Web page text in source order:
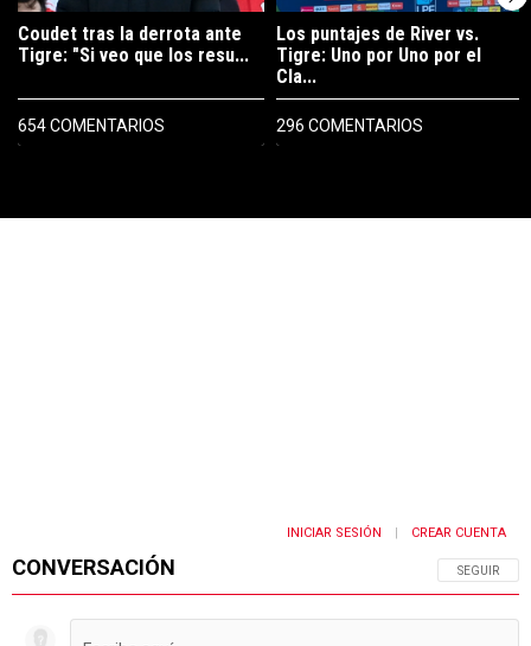
Coudet tras la derrota ante
Tigre: "Si veo que los resu...
654 COMENTARIOS
Los puntajes de River vs.
Tigre: Uno por Uno por el
Cla...
296 COMENTARIOS
CONVERSACIÓN SIGA ESTA
SEGUIR
INICIAR SESIÓN CREAR CUENTA